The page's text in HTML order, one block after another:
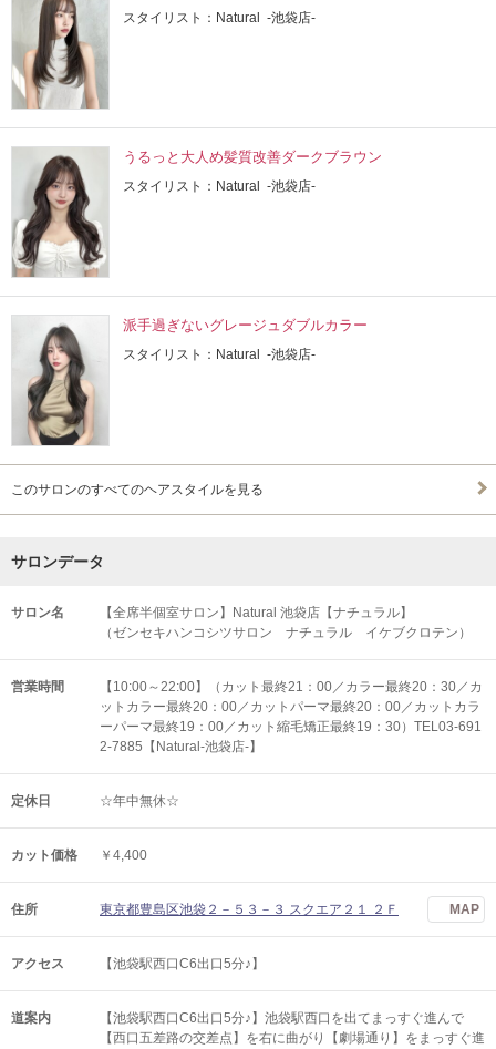
スタイリスト：Natural -池袋店-
うるっと大人め髪質改善ダークブラウン
スタイリスト：Natural -池袋店-
派手過ぎないグレージュダブルカラー
スタイリスト：Natural -池袋店-
このサロンのすべてのヘアスタイルを見る
サロンデータ
サロン名
【全席半個室サロン】Natural 池袋店【ナチュラル】
（ゼンセキハンコシツサロン ナチュラル イケブクロテン）
営業時間
【10:00～22:00】（カット最終21：00／カラー最終20：30／カ
ットカラー最終20：00／カットパーマ最終20：00／カットカラ
ーパーマ最終19：00／カット縮毛矯正最終19：30）TEL03-691
2-7885【Natural-池袋店-】
定休日 ☆年中無休☆
カット価格 ￥4,400
住所 東京都豊島区池袋２－５３－３ スクエア２１ ２Ｆ MAP
アクセス 【池袋駅西口C6出口5分♪】
道案内
【池袋駅西口C6出口5分♪】池袋駅西口を出てまっすぐ進んで
【西口五差路の交差点】を右に曲がり【劇場通り】をまっすぐ進